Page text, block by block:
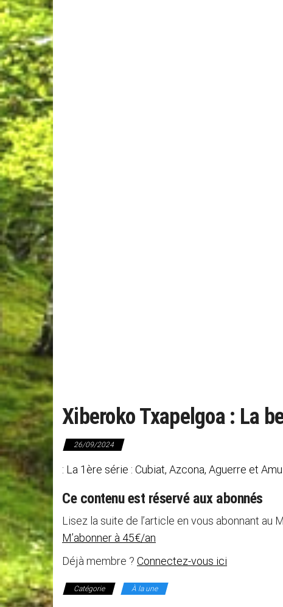
Xiberoko Txapelgoa : La
26/09/2024
: La 1ère série : Cubiat, Azcona, Aguerre et
Ce contenu est réservé aux abonnés
Lisez la suite de l’article en vous abonnant au
M’abonner à 45€/an
Déjà membre ? Connectez-vous ici
Catégorie À la une